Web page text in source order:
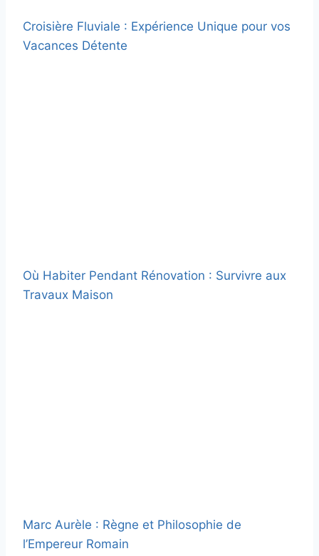
Croisière Fluviale : Expérience Unique pour vos
Vacances Détente
Où Habiter Pendant Rénovation : Survivre aux
Travaux Maison
Marc Aurèle : Règne et Philosophie de
l’Empereur Romain